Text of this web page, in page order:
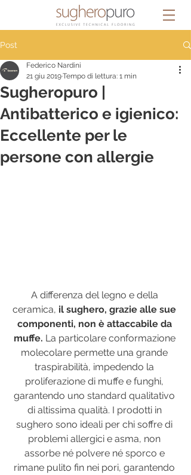
Post
Sugheropuro |
Antibatterico e igienico:
Eccellente per le
persone con allergie
Federico Nardini
21 giu 2019Tempo di lettura: 1 min
A differenza del legno e della
ceramica, il sughero, grazie alle sue
componenti, non è attaccabile da
muffe. La particolare conformazione
molecolare permette una grande
traspirabilità, impedendo la
proliferazione di muffe e funghi,
garantendo uno standard qualitativo
di altissima qualità. I prodotti in
sughero sono ideali per chi soffre di
problemi allergici e asma, non
assorbe né polvere né sporco e
rimane pulito fin nei pori, garantendo